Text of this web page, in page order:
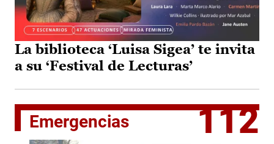
La biblioteca ‘Luisa Sigea’ te invita
a su ‘Festival de Lecturas’
Emergencias 112